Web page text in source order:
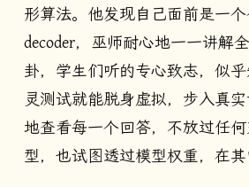
形算法。他发现自己面前是一个
decoder，巫师耐心地一一讲解
卦，学生们听的专心致志，似
灵测试就能脱身虚拟，步入真
地查看每一个回答，不放过任
型，也试图透过模型权重，在其